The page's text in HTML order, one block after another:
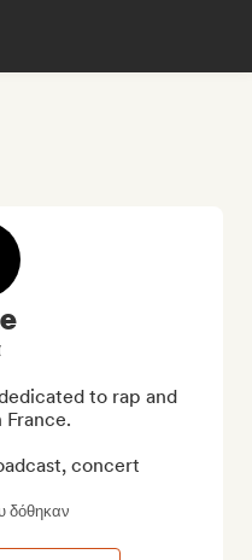
to rap and
concert
δόθηκαν